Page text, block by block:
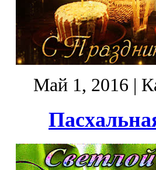
Май 1, 2016 |